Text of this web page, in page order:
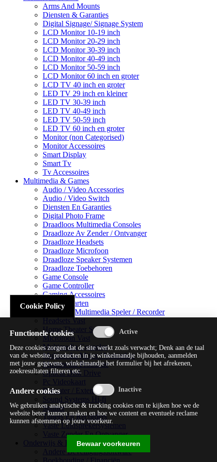
Arms And Mounts
Diensten & Garanties
Digital Signage/ Signage System
LCD Monitor 10-19 inch
LCD Monitor 20-29 inch
LCD Monitor 30-39 inch
LCD Monitor 40-49 inch
LCD Monitor 50-59 inch
LCD Monitor 60 inch en groter
LCD TV 40 inch en groter
LED TV 29 inch en kleiner
LED TV 30-39 inch
LED TV 40-49 inch
LED TV 50-59 inch
LED TV 60 inch en groter
Monitor (non Categorised)
Monitor Accessoires
Smart Display
Smart Tv
Tv Accessoires
Multimedia & Games
Audio / Video Accessories
Audio / Video Switch
Diensten En Garanties
Digital Photo Frame
Draadloos Multimedia Consoles
Draadloze Av Zender / Ontvanger
Draadloze Headsets
Draadloze Microfoon
Draadloze Speaker Systemen
Draadloze Toebehoren
Game Console
Game Controller
Gaming Accessoires
Geluidskaarten
Handheld Multimedia Speler / Recorder
Headsets Vast
Home Theater Systems
Microfoon Vast
Multimedia Consoles
Multimedia Mixer / Versterker
Multimedia Productie
Optical Disk Drive
Pc Videokaart
Repeater / Extender
Sound Systems Hi-fi
Splitter
Tuners En Recorders
Vaste Luidsprekersystemen
Vaste Zender En Ontvanger
Onderwijs & Recreatie
Andere Beveiligingssoftware
Cookie Policy
Functionele cookies
Deze cookies zorgen dat de site werkt zoals verwacht; Denk aan de taal
van de website, producten in je winkelmandje bijhouden, aanmelden
met jouw gegevens, winkelmandje het formulier bij het afrekenen,
zoekresultaten filteren etc.
Andere cookies
We gebruiken analytische & tracking cookies om te kijken hoe we de
website beter kunnen maken en hoe we content en eventuele reclame
kunnen afstemmen op jouw voorkeur.
Bewaar voorkeuren